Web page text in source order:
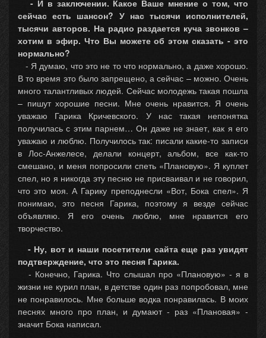
- И в заключении. Какое Ваше мнение о том, что
сейчас есть шансон? У нас тысячи исполнителей,
тысячи авторов. На радио раздается куча звонков –
хотим в эфир. Что Вы можете об этом сказать - это
нормально?
- Я думаю, что это не то что нормально, а даже хорошо.
В то время это было запрещено, а сейчас – можно. Очень
много талантливых людей. Сейчас молодежь такая пошла
– пишут хорошие песни. Мне очень нравится. Я очень
уважаю Гарика Кричевского. У нас такая непонятка
получилась с этим парнем… Он даже не знает, как я его
уважаю и люблю. Получилось так: писали какие-то записи
в Лос-Анжелесе, делали концерт, альбом, все как-то
смешано, и меня попросили спеть «Плановую». Я куплет
спел, но я никогда эту песню не присваивал и не говорил,
что это моя. А Гарику преподнесли «Вот, Бока спел». Я
понимаю, это песня Гарика, поэтому я везде сейчас
объявляю. Я его очень люблю, мне нравится его
творчество.
- Ну, вот и наши посетители сайта еще раз увидят
подтверждение, что это песня Гарика.
- Конечно, Гарика. Что слышал про «Плановую» - я в
жизни не курил план, в детстве один раз попробовал, мне
не понравилось. Мне больше водка понравилась. В моих
песнях много про план, и думают - раз «Плановая» -
значит Бока написал.